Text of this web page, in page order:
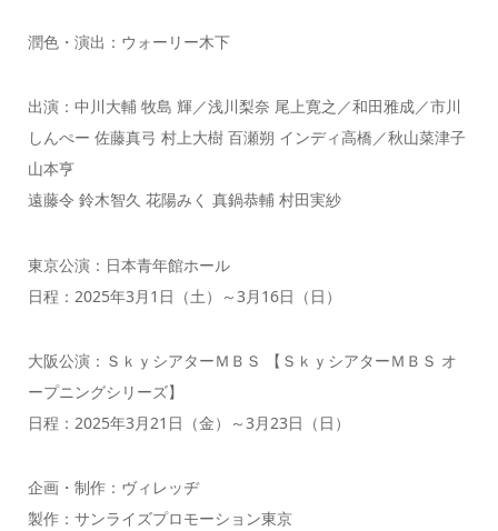
潤色・演出：ウォーリー木下
出演：中川大輔 牧島 輝／浅川梨奈 尾上寛之／和田雅成／市川
しんぺー 佐藤真弓 村上大樹 百瀬朔 インディ高橋／秋山菜津子
山本亨
遠藤令 鈴木智久 花陽みく 真鍋恭輔 村田実紗
東京公演：日本青年館ホール
日程：2025年3月1日（土）～3月16日（日）
大阪公演：ＳｋｙシアターＭＢＳ 【ＳｋｙシアターＭＢＳ オ
ープニングシリーズ】
日程：2025年3月21日（金）～3月23日（日）
企画・制作：ヴィレッヂ
製作：サンライズプロモーション東京